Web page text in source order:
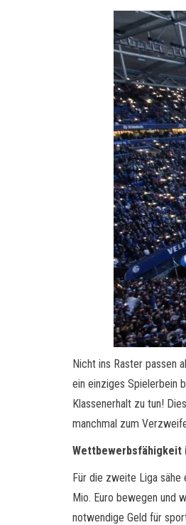
Nicht ins Raster passen
ein einziges Spielerbein
Klassenerhalt zu tun!
manchmal zum
Wettbewerbsfähigkeit
Für die zweite Liga sähe
Mio. Euro bewegen und
notwendige Geld für